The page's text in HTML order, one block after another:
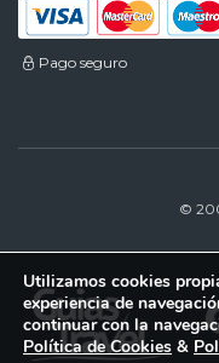
Pago seguro
©
Utilizamos cookies
experiencia de
continuar con la
Política de Cookies &